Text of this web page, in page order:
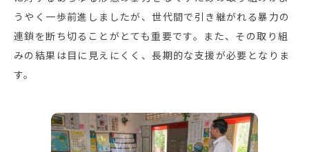
うやく一歩前進しましたが、世代間で引き継がれる暴力の
連鎖を断ち切ることがとても重要です。また、その取り組
みの結果は目に見えにくく、長期的な支援が必要となりま
す。